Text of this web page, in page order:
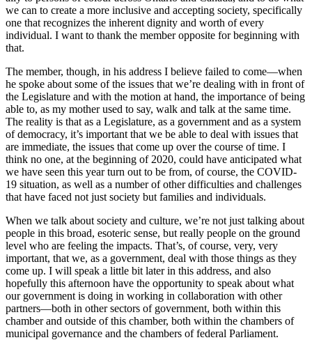
we can to create a more inclusive and accepting society, specifically
one that recognizes the inherent dignity and worth of every
individual. I want to thank the member opposite for beginning with
that.
The member, though, in his address I believe failed to come—when
he spoke about some of the issues that we’re dealing with in front of
the Legislature and with the motion at hand, the importance of being
able to, as my mother used to say, walk and talk at the same time.
The reality is that as a Legislature, as a government and as a system
of democracy, it’s important that we be able to deal with issues that
are immediate, the issues that come up over the course of time. I
think no one, at the beginning of 2020, could have anticipated what
we have seen this year turn out to be from, of course, the COVID-
19 situation, as well as a number of other difficulties and challenges
that have faced not just society but families and individuals.
When we talk about society and culture, we’re not just talking about
people in this broad, esoteric sense, but really people on the ground
level who are feeling the impacts. That’s, of course, very, very
important, that we, as a government, deal with those things as they
come up. I will speak a little bit later in this address, and also
hopefully this afternoon have the opportunity to speak about what
our government is doing in working in collaboration with other
partners—both in other sectors of government, both within this
chamber and outside of this chamber, both within the chambers of
municipal governance and the chambers of federal Parliament.